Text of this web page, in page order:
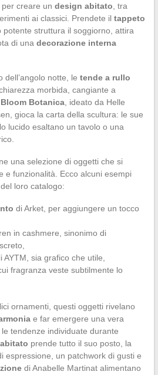
creare un design abitato , tra
ai classici. Prendete il tappeto
potente struttura il soggiorno, attira
di una decorazione interna
dell’angolo notte, le tende a rullo
morbida, cangiante a
Botanica, ideato da Helle
gioca la carta della scultura: le sue
lucido esaltano un tavolo o una
una selezione di oggetti che si
e funzionalità. Ecco alcuni esempi
loro catalogo:
di Arket, per aggiungere un tocco
in cashmere, sinonimo di
sia grafico che utile,
fragranza veste subtilmente lo
ornamenti, questi oggetti rivelano
e far emergere una vera
tendenze individuate durante
prende tutto il suo posto, la
espressione, un patchwork di gusti e
di Anabelle Martinat alimentano